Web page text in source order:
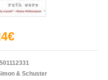
& Schuster